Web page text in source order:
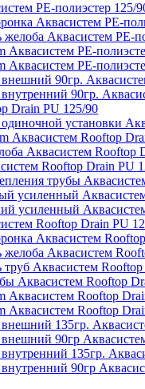
РЕ-полиэстер 125/
Аквасистем PE-
желоба Аквасистем PE-
Аквасистем PE-
Аквасистем PE-
90гр.
90гр.
Drain PU 125/90
установки
Аквасистем Rooftop
Аквасистем Rooftop
Rooftop Drain PU
трубы
усиленный
усиленный
Rooftop Drain PU
Аквасистем
желоба Аквасистем
труб Аквасистем
Аквасистем Rooftop
Аквасистем Rooftop
Аквасистем Rooftop
135гр.
90гр
135гр.
90гр